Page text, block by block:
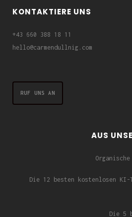
KONTAKTIERE UNS
+43 660 388 18 11
hello@carmendullnig.com
RUF UNS AN
AUS
Die 12 besten kostenlosen
Die 5